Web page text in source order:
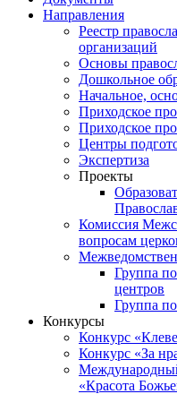
Направления
Реестр
организаций
Основы
Дошкольное
Начальное,
Приходское
Приходское
Центры
Экспертиза
Проекты
Комиссия
вопросам
Группа
центров
Группа
Конкурсы
Конкурс
Конкурс «За
Международный
«Красота